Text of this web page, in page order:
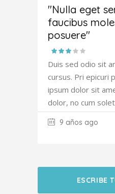
"Nulla eget
faucibus
posuere"
Duis sed odio sit
cursus. Pri epicuri
ipsum dolor sit
dolor, no cum
9 años ago
ESCRIBE